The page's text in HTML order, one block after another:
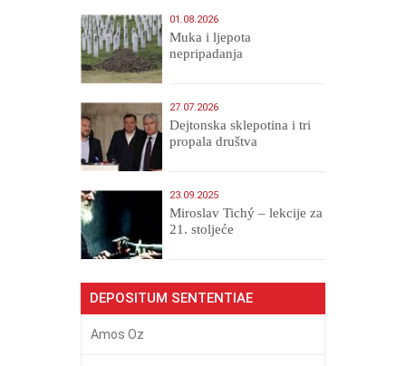
01.08.2026
Muka i ljepota
nepripadanja
27.07.2026
Dejtonska sklepotina i tri
propala društva
23.09.2025
Miroslav Tichý – lekcije za
21. stoljeće
DEPOSITUM SENTENTIAE
Amos Oz